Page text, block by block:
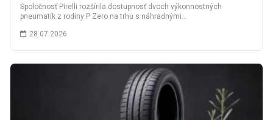
Spoločnosť Pirelli rozšírila dostupnosť dvoch výkonnostných
pneumatík z rodiny P Zero na trhu s náhradnými…
28.07.2026